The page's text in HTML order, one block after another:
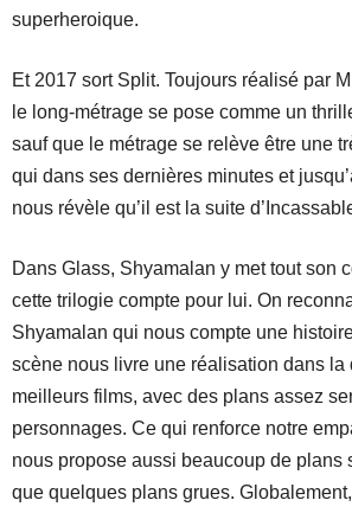
superheroique.
Et 2017 sort Split. Toujours réalisé par
le long-métrage se pose comme un
sauf que le métrage se relève être une
qui dans ses dernières minutes et
nous révèle qu’il est la suite
Dans Glass, Shyamalan y met tout son
cette trilogie compte pour lui. On
Shyamalan qui nous compte une
scène nous livre une réalisation dans la
meilleurs films, avec des plans assez
personnages. Ce qui renforce notre
nous propose aussi beaucoup de plans
que quelques plans grues.